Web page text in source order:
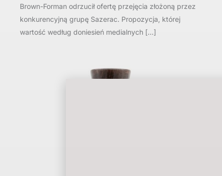
Brown-Forman odrzucił ofertę przejęcia złożoną przez
konkurencyjną grupę Sazerac. Propozycja, której
wartość według doniesień medialnych […]